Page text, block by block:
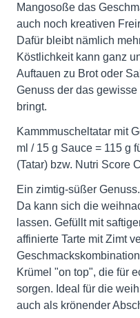
Mangosoße das
auch noch kreativen
Dafür bleibt nämlich
Köstlichkeit kann ganz
Auftauen zu Brot oder
Genuss der das
bringt.
Kammmuscheltatar mit
ml / 15 g Sauce = 115 g
(Tatar) bzw. Nutri Score
Ein zimtig-süßer
Da kann sich die
lassen. Gefüllt mit
affinierte Tarte mit Zimt
Krümel "on top", die für
sorgen. Ideal für die
auch als krönender